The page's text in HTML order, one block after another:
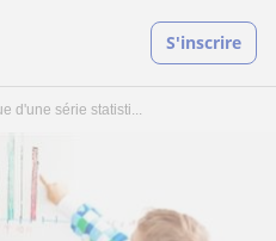
S'inscrire
d'une série statisti...